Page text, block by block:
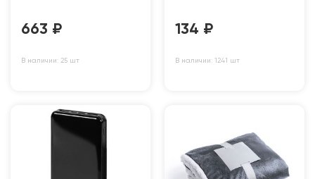
663 ₽
В наличии: 25 шт
134 ₽
В наличии: 1241 шт